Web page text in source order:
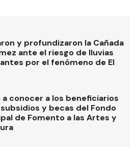
y profundizaron la Cañada
ante el riesgo de lluvias
por el fenómeno de El
a conocer a los beneficiarios
y becas del Fondo
de Fomento a las Artes y